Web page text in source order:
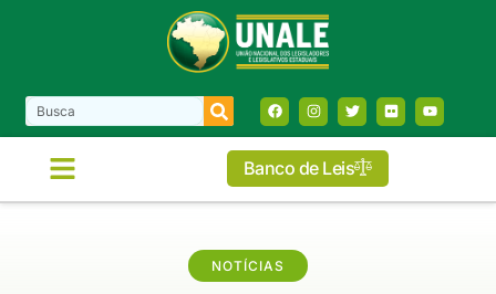
Banco de Leis
NOTÍCIAS